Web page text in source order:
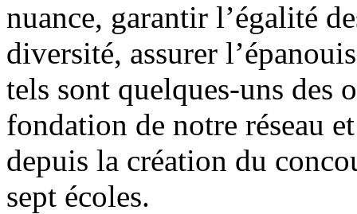
nuance, garantir l’égalité
diversité, assurer
tels sont quelques-uns des
fondation de notre réseau
depuis la création du
sept écoles.